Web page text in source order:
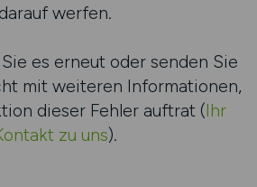
darauf werfen.
es erneut oder senden Sie
mit weiteren Informationen,
dieser Fehler auftrat (Ihr
zu uns).